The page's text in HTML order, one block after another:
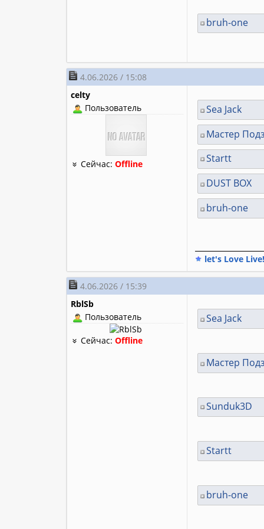
bruh-one
4.06.2026 / 15:08
celty
Пользователь
Сейчас:Offline
Sea Jack
Мастер
Startt
DUST BOX
bruh-one
let's Love Live!
4.06.2026 / 15:39
RblSb
Пользователь
Сейчас:Offline
Sea Jack
Мастер
Sunduk3D
Startt
bruh-one